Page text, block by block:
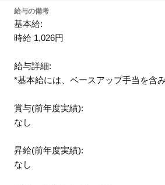
給与の備考
基本給:
時給 1,026円
給与詳細:
*基本給には、ベースアップ手当を含
賞与(前年度実績):
なし
昇給(前年度実績):
なし